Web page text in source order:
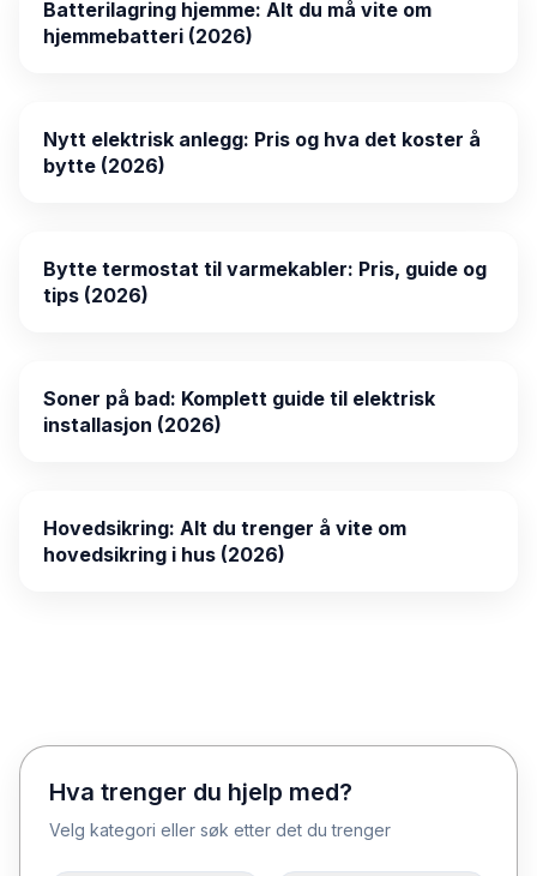
Batterilagring hjemme: Alt du må vite om
hjemmebatteri (2026)
Nytt elektrisk anlegg: Pris og hva det koster å
bytte (2026)
Bytte termostat til varmekabler: Pris, guide og
tips (2026)
Soner på bad: Komplett guide til elektrisk
installasjon (2026)
Hovedsikring: Alt du trenger å vite om
hovedsikring i hus (2026)
Hva trenger du hjelp med?
Velg kategori eller søk etter det du trenger